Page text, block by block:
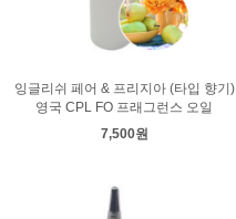
잉글리쉬 페어 & 프리지아 (타입 향기)
영국 CPL FO 프래그런스 오일
7,500원